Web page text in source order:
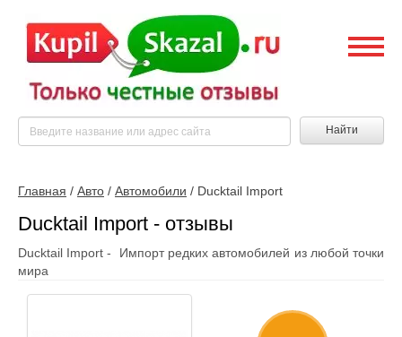
Найти
Главная / Авто / Автомобили / Ducktail Import
Ducktail Import - отзывы
Ducktail Import - Импорт редких автомобилей из любой точки
мира